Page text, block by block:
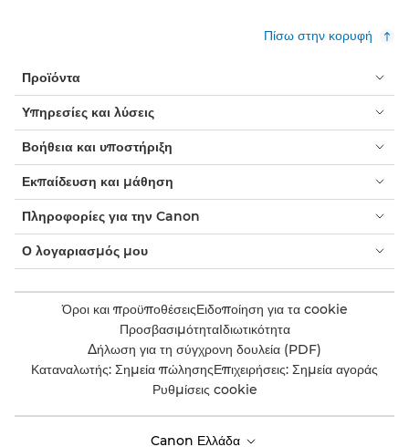
Πίσω στην κορυφή
Προϊόντα
Υπηρεσίες και λύσεις
Βοήθεια και υποστήριξη
Εκπαίδευση και μάθηση
Πληροφορίες για την Canon
Ο λογαριασμός μου
Όροι και προϋποθέσειςΕιδοποίηση για τα cookie
ΠροσβασιμότηταΙδιωτικότητα
Δήλωση για τη σύγχρονη δουλεία (PDF)
Καταναλωτής: Σημεία πώλησηςΕπιχειρήσεις: Σημεία αγοράς
Ρυθμίσεις cookie
Canon Ελλάδα